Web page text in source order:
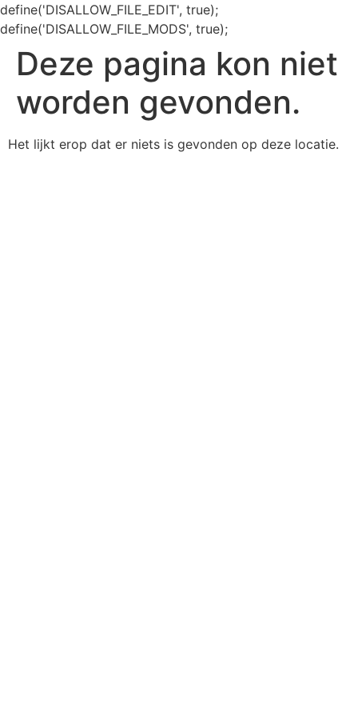
define('DISALLOW_FILE_EDIT', true);
define('DISALLOW_FILE_MODS', true);
Deze pagina kon niet
worden gevonden.
Het lijkt erop dat er niets is gevonden op deze locatie.